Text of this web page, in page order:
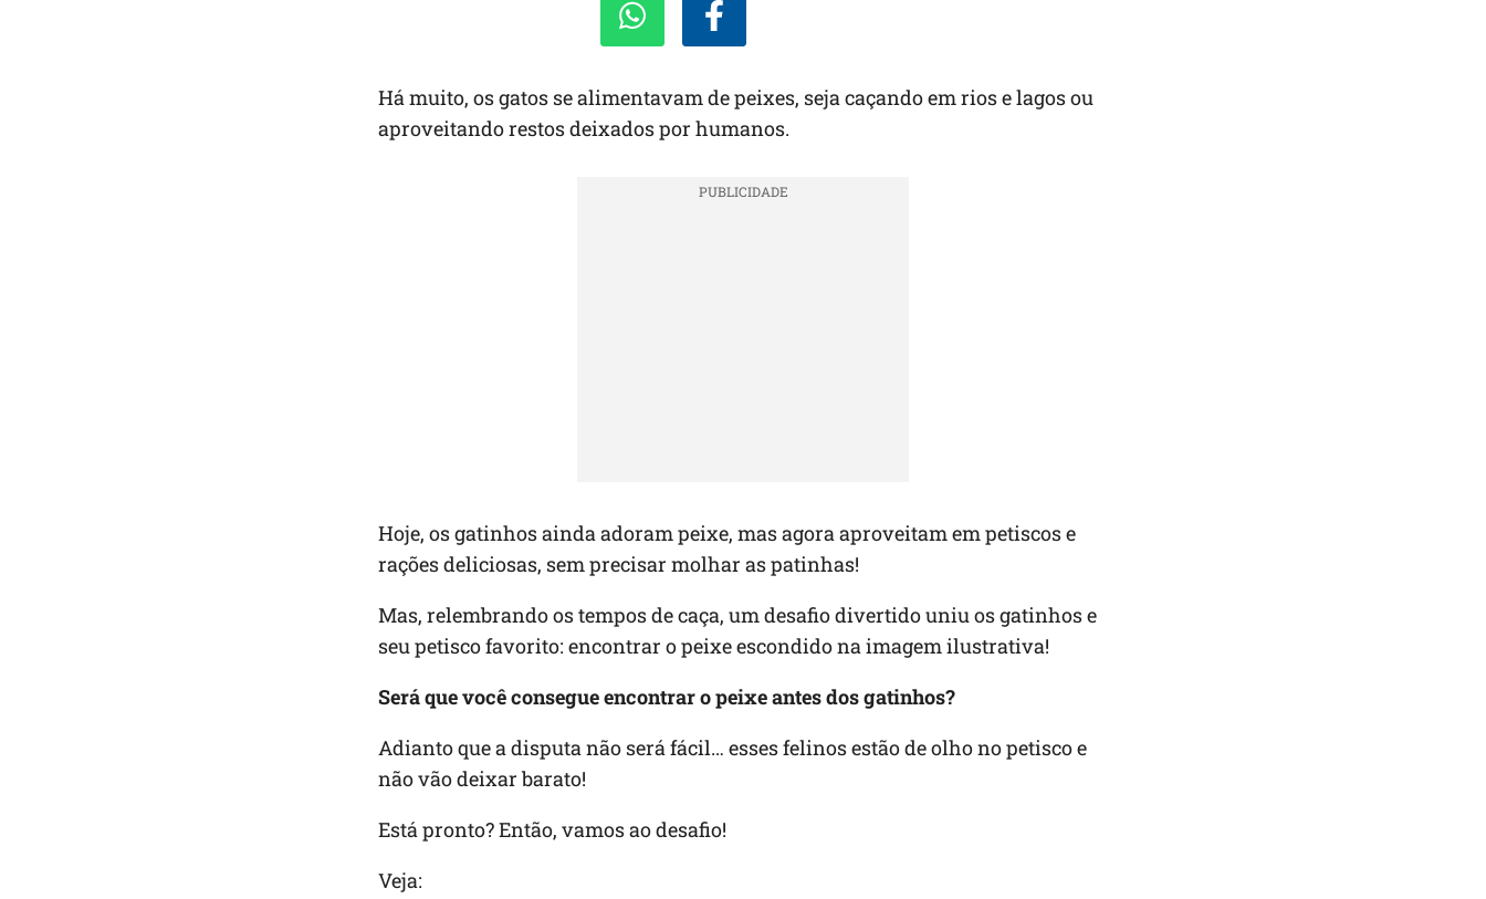
Há muito, os gatos se alimentavam de peixes, seja caçando em rios e lagos ou
aproveitando restos deixados por humanos.
Hoje, os gatinhos ainda adoram peixe, mas agora aproveitam em petiscos e
rações deliciosas, sem precisar molhar as patinhas!
Mas, relembrando os tempos de caça, um desafio divertido uniu os gatinhos e
seu petisco favorito: encontrar o peixe escondido na imagem ilustrativa!
Será que você consegue encontrar o peixe antes dos gatinhos?
Adianto que a disputa não será fácil… esses felinos estão de olho no petisco e
não vão deixar barato!
Está pronto? Então, vamos ao desafio!
Veja: